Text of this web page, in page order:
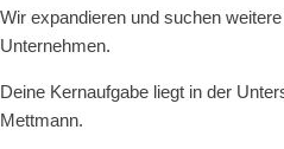
Wir expandieren und suchen
Unternehmen.
Deine Kernaufgabe liegt in der
Mettmann.